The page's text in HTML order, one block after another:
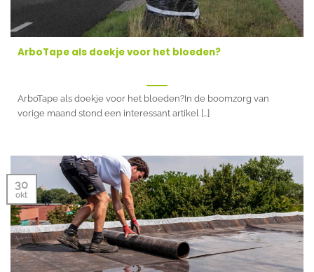
ArboTape als doekje voor het bloeden?
ArboTape als doekje voor het bloeden?In de boomzorg van
vorige maand stond een interessant artikel [...]
30
okt